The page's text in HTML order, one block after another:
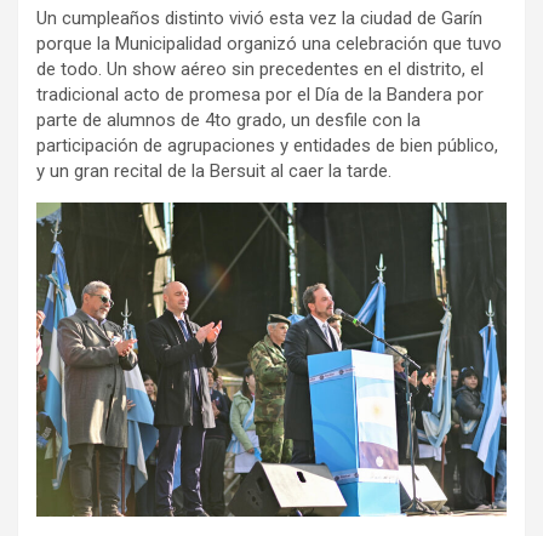
Un cumpleaños distinto vivió esta vez la ciudad de Garín
porque la Municipalidad organizó una celebración que tuvo
de todo. Un show aéreo sin precedentes en el distrito, el
tradicional acto de promesa por el Día de la Bandera por
parte de alumnos de 4to grado, un desfile con la
participación de agrupaciones y entidades de bien público,
y un gran recital de la Bersuit al caer la tarde.